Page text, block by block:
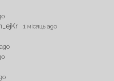
1 місяць ago